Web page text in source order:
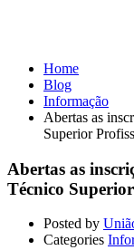
Home
Blog
Informação
Abertas as
Superior
Abertas as
Técnico
Posted by
Categories